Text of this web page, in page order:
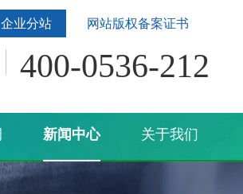
企业分站 网站版权备案证书
400-0536-212
新闻中心 关于我们